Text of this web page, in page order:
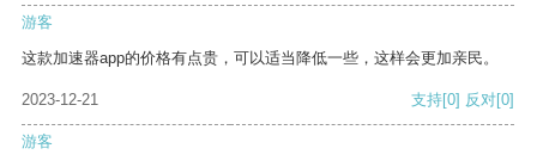
游客
这款加速器app的价格有点贵，可以适当降低一些，这样会更加亲民。
2023-12-21 支持[0] 反对[0]
游客